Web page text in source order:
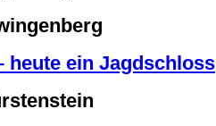
heute ein Jagdschloss